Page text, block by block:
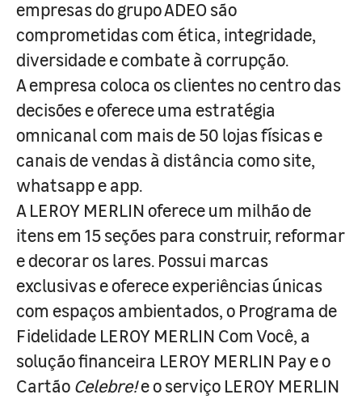
empresas do grupo ADEO são
comprometidas com ética, integridade,
diversidade e combate à corrupção.
A empresa coloca os clientes no centro das
decisões e oferece uma estratégia
omnicanal com mais de 50 lojas físicas e
canais de vendas à distância como site,
whatsapp e app.
A LEROY MERLIN oferece um milhão de
itens em 15 seções para construir, reformar
e decorar os lares. Possui marcas
exclusivas e oferece experiências únicas
com espaços ambientados, o Programa de
Fidelidade LEROY MERLIN Com Você, a
solução financeira LEROY MERLIN Pay e o
Cartão Celebre!e o serviço LEROY MERLIN